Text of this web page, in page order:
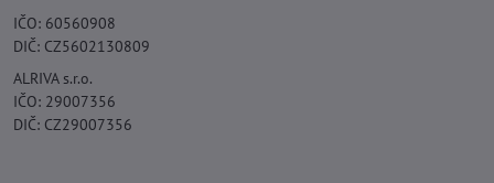
IČO: 60560908
DIČ: CZ5602130809
ALRIVA s.r.o.
IČO: 29007356
DIČ: CZ29007356